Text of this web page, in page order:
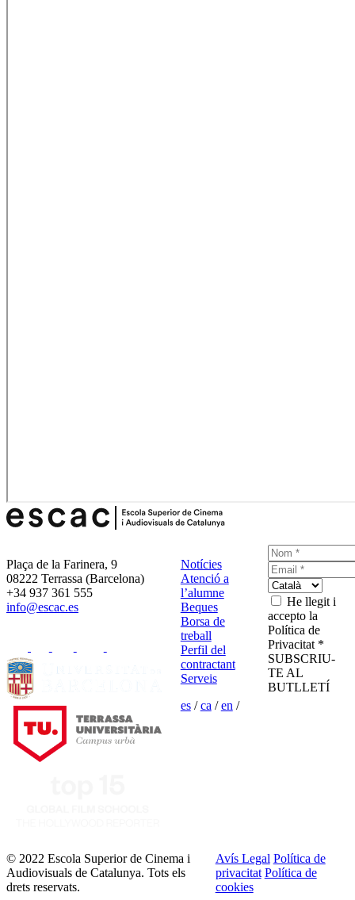
Plaça de la Farinera, 9
08222 Terrassa (Barcelona)
+34 937 361 555
info@escac.es
Notícies
Atenció a
l’alumne
Beques
Borsa de
treball
Perfil del
contractant
Serveis
es/ca /en /
He llegit i
accepto la
Política de
Privacitat *
SUBSCRIU-
TE AL
BUTLLETÍ
© 2022 Escola Superior de Cinema i
Audiovisuals de Catalunya. Tots els
drets reservats.
Avís Legal Política de
privacitat Política de
cookies